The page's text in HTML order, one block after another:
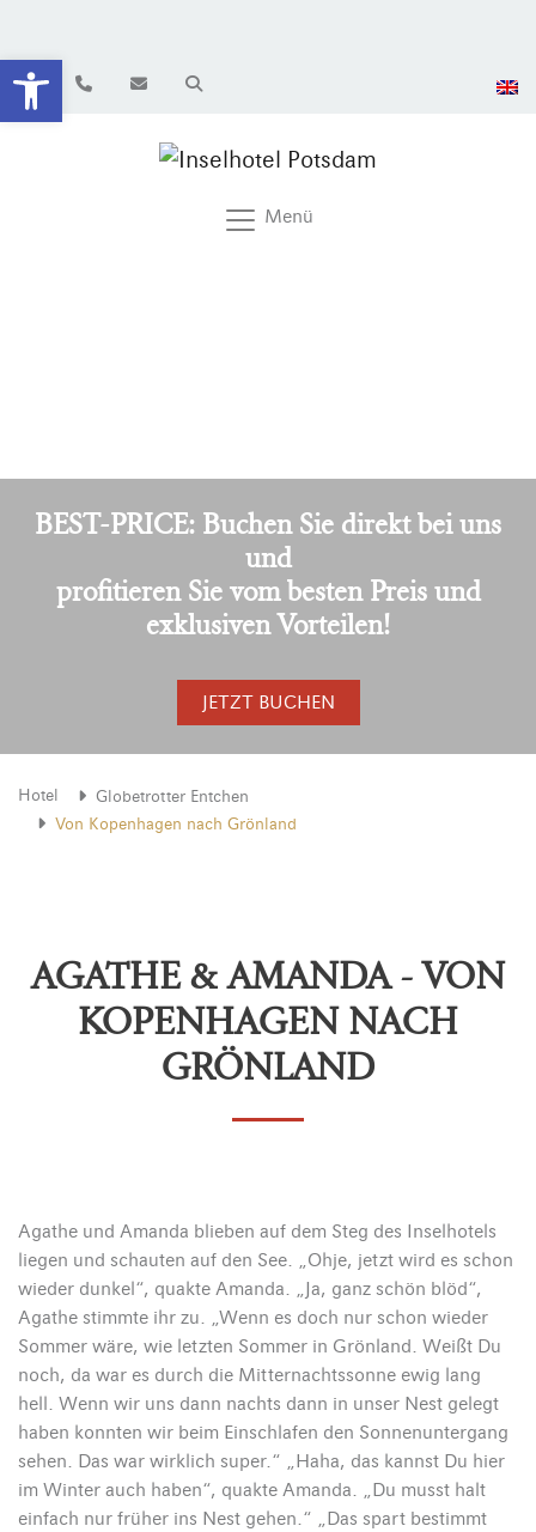
Werkzeugleiste öffnen
Menü
BEST-PRICE: Buchen Sie direkt bei uns
und
profitieren Sie vom besten Preis und
exklusiven Vorteilen!
JETZT BUCHEN
Hotel
Globetrotter Entchen
Von Kopenhagen nach Grönland
AGATHE & AMANDA - VON
KOPENHAGEN NACH
GRÖNLAND
Agathe und Amanda blieben auf dem Steg des Inselhotels
liegen und schauten auf den See. „Ohje, jetzt wird es schon
wieder dunkel“, quakte Amanda. „Ja, ganz schön blöd“,
Agathe stimmte ihr zu. „Wenn es doch nur schon wieder
Sommer wäre, wie letzten Sommer in Grönland. Weißt Du
noch, da war es durch die Mitternachtssonne ewig lang
hell. Wenn wir uns dann nachts dann in unser Nest gelegt
haben konnten wir beim Einschlafen den Sonnenuntergang
sehen. Das war wirklich super.“ „Haha, das kannst Du hier
im Winter auch haben“, quakte Amanda. „Du musst halt
einfach nur früher ins Nest gehen.“ „Das spart bestimmt